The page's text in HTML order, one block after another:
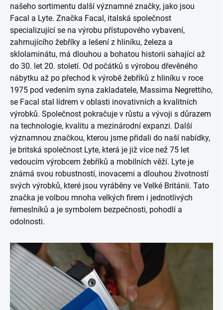
našeho sortimentu další významné značky, jako jsou
Facal a Lyte. Značka Facal, italská společnost
specializující se na výrobu přístupového vybavení,
zahrnujícího žebříky a lešení z hliníku, železa a
sklolaminátu, má dlouhou a bohatou historii sahající až
do 30. let 20. století. Od počátků s výrobou dřevěného
nábytku až po přechod k výrobě žebříků z hliníku v roce
1975 pod vedením syna zakladatele, Massima Negrettiho,
se Facal stal lídrem v oblasti inovativních a kvalitních
výrobků. Společnost pokračuje v růstu a vývoji s důrazem
na technologie, kvalitu a mezinárodní expanzi. Další
významnou značkou, kterou jsme přidali do naší nabídky,
je britská společnost Lyte, která je již více než 75 let
vedoucím výrobcem žebříků a mobilních věží. Lyte je
známá svou robustností, inovacemi a dlouhou životností
svých výrobků, které jsou vyráběny ve Velké Británii. Tato
značka je volbou mnoha velkých firem i jednotlivých
řemeslníků a je symbolem bezpečnosti, pohodlí a
odolnosti.